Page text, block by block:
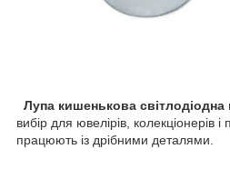
Лупа кишенькова світлодіодна
вибір для ювелірів, колекціонерів і
працюють із дрібними деталями.